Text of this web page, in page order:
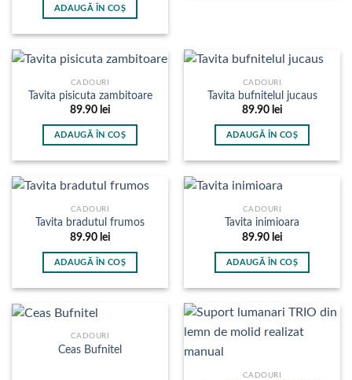
ADAUGĂ ÎN COȘ
CADOURI
Tavita pisicuta zambitoare
89.90 lei
ADAUGĂ ÎN COȘ
CADOURI
Tavita bufnitelul jucaus
89.90 lei
ADAUGĂ ÎN COȘ
CADOURI
Tavita bradutul frumos
89.90 lei
ADAUGĂ ÎN COȘ
CADOURI
Tavita inimioara
89.90 lei
ADAUGĂ ÎN COȘ
CADOURI
Ceas Bufnitel
CADOURI